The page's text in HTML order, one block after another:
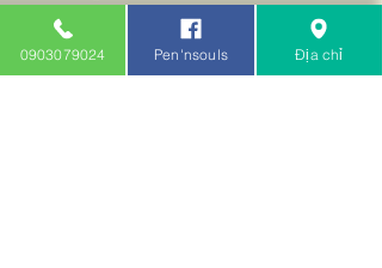
Chiều sâu lò: 39mm
_Tình trạng: Tẩu mới nguyên hộp
chưa qua sử dụng.
0903079024 Pen'nsouls Địa chỉ